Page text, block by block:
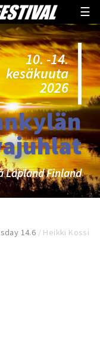
☰
10. -14.
kesäkuuta
2026
Lapland Finland
14.6 / Heikki Kossi